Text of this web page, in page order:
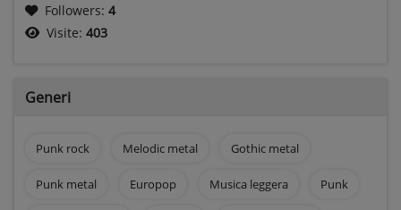
Followers: 4
Visite: 403
Generi
Punk rock Melodic metal Gothic metal
Punk metal Europop Musica leggera Punk